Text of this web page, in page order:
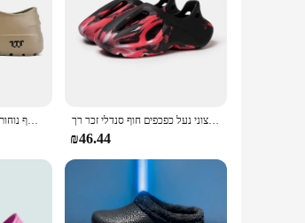
נעלי גברים חדשות נעלי בית גן נעלי שף עמיד למים נעלי שף נוחות מזדמן נעלי נוחות לגברים קיץ גברים נשים כפכפים הסוואה פלטפורמת חיצוני נעל כפכפים חוף סנדלי זכר רך EVA מקורה בית שקופיות מאהב כפכפים
₪46.44